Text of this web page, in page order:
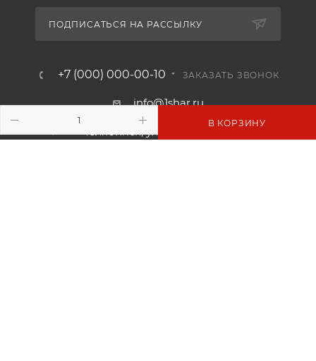
В КОРЗИНУ
ПОДПИСАТЬСЯ НА РАССЫЛКУ
+7 (000) 000-00-10 ЗАКАЗАТЬ ЗВОНОК
info@1shar.ru